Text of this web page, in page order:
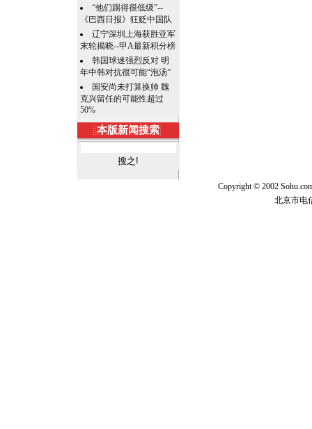
“他们踢得很低级”--
《巴西日报》狂贬中国队
辽宁深圳上海获胜亚军
末轮揭晓--甲A最新积分榜
韩国球迷强烈反对 明
年中韩对抗很可能“泡汤”
国安尚未打算换帅 魏
克兴留任的可能性超过
50%
本版新闻搜索
Copyright © 2002
北京市电